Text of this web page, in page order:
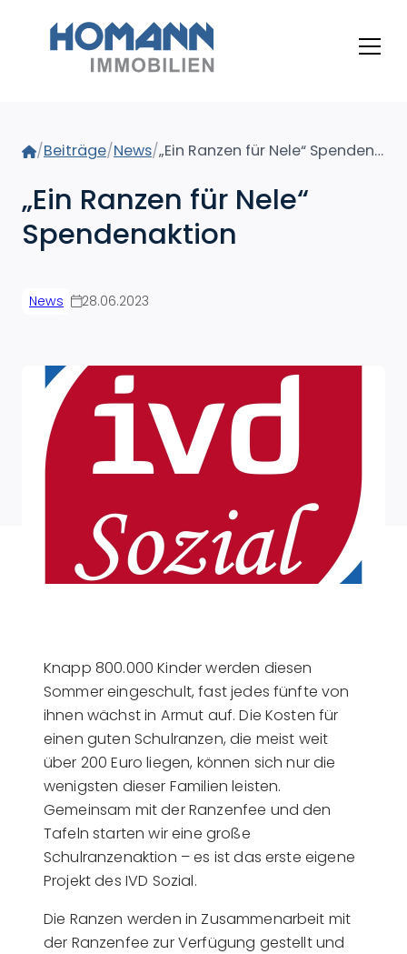
Home
/Beiträge/News/ „Ein Ranzen für Nele“ Spendenaktion
„Ein Ranzen für Nele“
Spendenaktion
News 28.06.2023
Knapp 800.000 Kinder werden diesen
Sommer eingeschult, fast jedes fünfte von
ihnen wächst in Armut auf. Die Kosten für
einen guten Schulranzen, die meist weit
über 200 Euro liegen, können sich nur die
wenigsten dieser Familien leisten.
Gemeinsam mit der Ranzenfee und den
Tafeln starten wir eine große
Schulranzenaktion – es ist das erste eigene
Projekt des IVD Sozial.
Die Ranzen werden in Zusammenarbeit mit
der Ranzenfee zur Verfügung gestellt und